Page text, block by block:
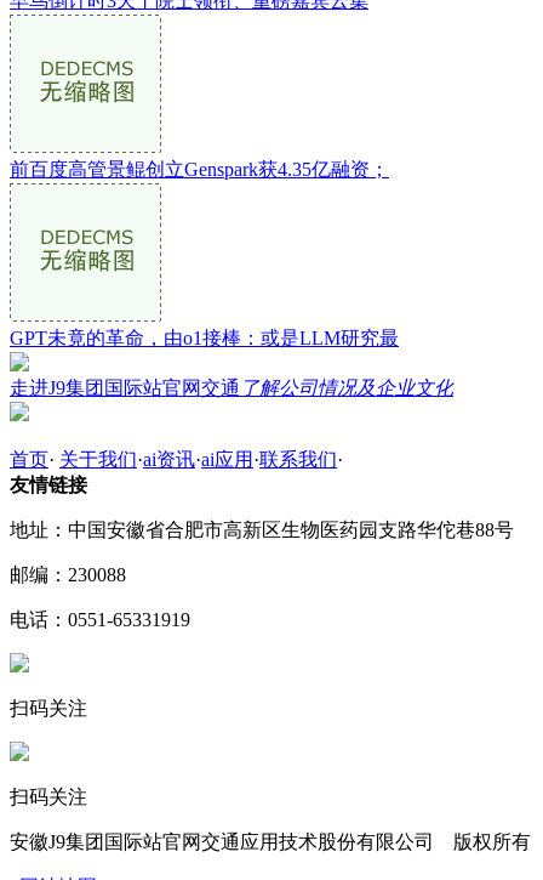
前百度高管景鲲创立Genspark获4.35亿融资；
GPT未竟的革命，由o1接棒：或是LLM研究最
走进J9集团国际站官网交通 了解公司情况及企业文化
首页· 关于我们·ai资讯·ai应用 ·联系我们·
友情链接
地址：中国安徽省合肥市高新区生物医药园支路华佗巷88号
邮编：230088
电话：0551-65331919
扫码关注
扫码关注
安徽J9集团国际站官网交通应用技术股份有限公司 版权所有